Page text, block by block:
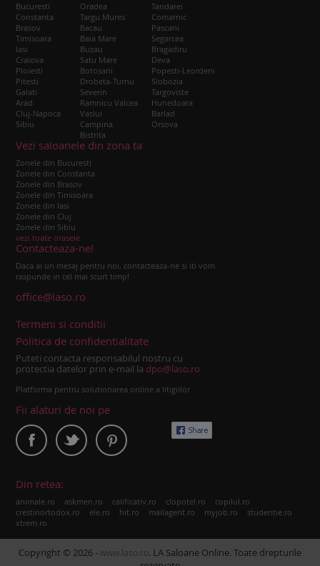
Bucuresti
Constanta
Brasov
Timisoara
Iasi
Craiova
Ploiesti
Pitesti
Galati
Arad
Cluj-Napoca
Sibiu
Oradea
Targu Mures
Bacau
Baia Mare
Buzau
Satu Mare
Botosani
Drobeta-Turnu
Severin
Ramnicu Valcea
Vaslui
Campina
Bistrita
Tandarei
Comarnic
Pascani
Segarcea
Bragadiru
Deva
Popesti-Leordeni
Slobozia
Targoviste
Hunedoara
Barlad
Orsova
Vezi saloanele din zona ta
Zonele din Bucuresti
Zonele din Constanta
Zonele din Brasov
Zonele din Timisoara
Zonele din Iasi
Zonele din Cluj
Zonele din Sibiu
vezi toate orasele
Contacteaza-ne!
Daca ai un mesaj pentru noi, contacteaza-ne si iti vom
raspunde in cel mai scurt timp!
office@laso.ro
Termeni si conditii
Politica de confidentialitate
Puteti contacta responsabilul nostru cu
protectia datelor prin e-mail la dpo@laso.ro
Platforma pentru solutionarea online a litigiilor
Fii alaturi de noi pe
Din retea:
animale.ro askmen.ro calificativ.ro clopotel.ro copilul.ro
crestinortodox.ro ele.ro hit.ro mailagent.ro myjob.ro studentie.ro
xtrem.ro
Copyright © 2026 - www.laso.ro. LA Saloane Online. Toate drepturile